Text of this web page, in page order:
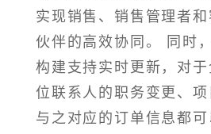
实现销售、销售管理者
伙伴的高效协同。 同时
构建支持实时更新，对
位联系人的职务变更、项
与之对应的订单信息都